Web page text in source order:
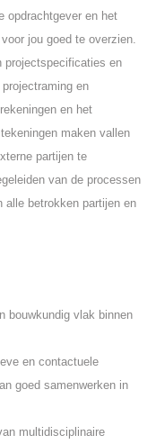
opdrachtgever en het
jou goed te overzien.
projectspecificaties en
en
en het
maken vallen
partijen te
van de processen
alle betrokken partijen en
bouwkundig vlak binnen
en contactuele
goed samenwerken in
multidisciplinaire